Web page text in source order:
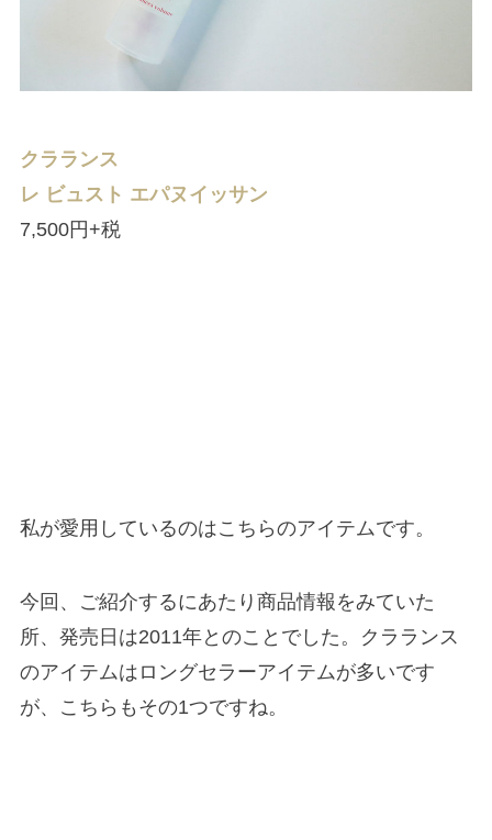
クラランス
レ ビュスト エパヌイッサン
7,500円+税
私が愛用しているのはこちらのアイテムです。
今回、ご紹介するにあたり商品情報をみていた
所、発売日は2011年とのことでした。クラランス
のアイテムはロングセラーアイテムが多いです
が、こちらもその1つですね。